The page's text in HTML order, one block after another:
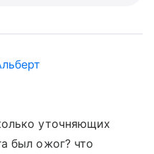
уточняющих
был ожог? что